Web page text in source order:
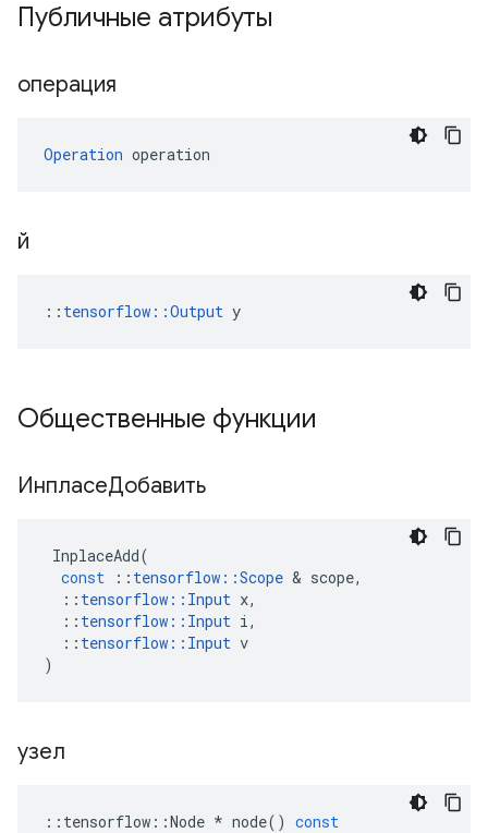
Публичные атрибуты
операция
Operation operation
й
:: tensorflow::Output y
Общественные функции
ИнпласеДобавить
InplaceAdd(
const
:: tensorflow ::Scope & scope,
:: tensorflow :: Input x,
:: tensorflow :: Input i,
:: tensorflow :: Input v
)
узел
:: tensorflow ::Node * node() const